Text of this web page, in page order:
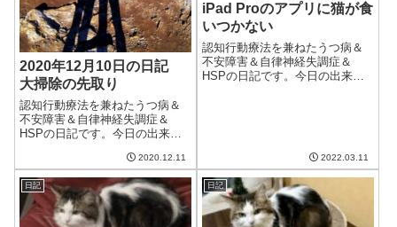
2020年12月10日の日記
大掃除の先取り
認知行動療法を兼ねたうつ病＆
不安障害＆自律神経失調症＆
HSPの日記です。今日の出来事
晴れてはきたが、洗濯物が乾く
ほどには晴れなかった。もうち
ょっと晴れてくれるとうれしい
のだけど。今日もクラウドワー
クスは仕事なし。...
2020.12.11
iPad Proのアプリに猫が食
いつかない
認知行動療法を兼ねたうつ病＆
不安障害＆自律神経失調症＆
HSPの日記です。今日の出来事
2022.03.11
日記 日記